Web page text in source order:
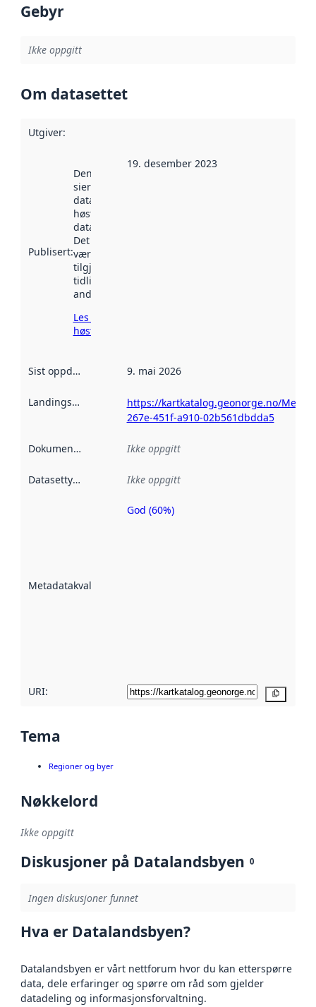
Gebyr
Ikke oppgitt
Om datasettet
Utgiver:
Publisert:
Denne datoen
sier når
datasettet ble
høstet av
data.norge.no.
Det kan ha
vært
tilgjengelig
tidligere
andre steder.
Les mer om
høsting her
19. desember 2023
Sist oppdatert 9. mai 2026
Landingsside
https://kartkatalog.geonorge.no/
267e-451f-a910-02b561dbdda5
Dokumentasjon Ikke oppgitt
Datasettype Ikke oppgitt
Metadatakvalitet
Metadatakvalitet
God (60%)
URI:
Tema
Regioner og byer
Nøkkelord
Ikke oppgitt
Diskusjoner på Datalandsbyen 0
Ingen diskusjoner funnet
Hva er Datalandsbyen?
Datalandsbyen er vårt nettforum hvor du kan etterspørre
data, dele erfaringer og spørre om råd som gjelder
datadeling og informasjonsforvaltning.